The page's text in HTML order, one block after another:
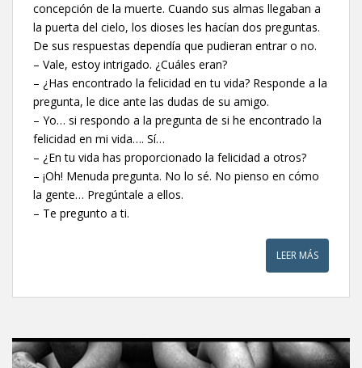
concepción de la muerte. Cuando sus almas llegaban a
la puerta del cielo, los dioses les hacían dos preguntas.
De sus respuestas dependía que pudieran entrar o no.
– Vale, estoy intrigado. ¿Cuáles eran?
– ¿Has encontrado la felicidad en tu vida? Responde a la
pregunta, le dice ante las dudas de su amigo.
– Yo… si respondo a la pregunta de si he encontrado la
felicidad en mi vida…. Sí…
– ¿En tu vida has proporcionado la felicidad a otros?
– ¡Oh! Menuda pregunta. No lo sé. No pienso en cómo
la gente… Pregúntale a ellos.
– Te pregunto a ti.
LEER MÁS